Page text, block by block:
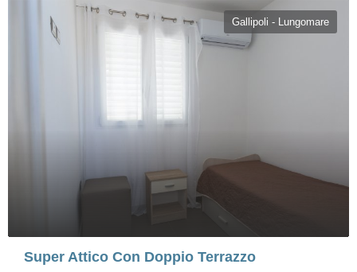
Gallipoli - Lungomare
Super Attico Con Doppio Terrazzo